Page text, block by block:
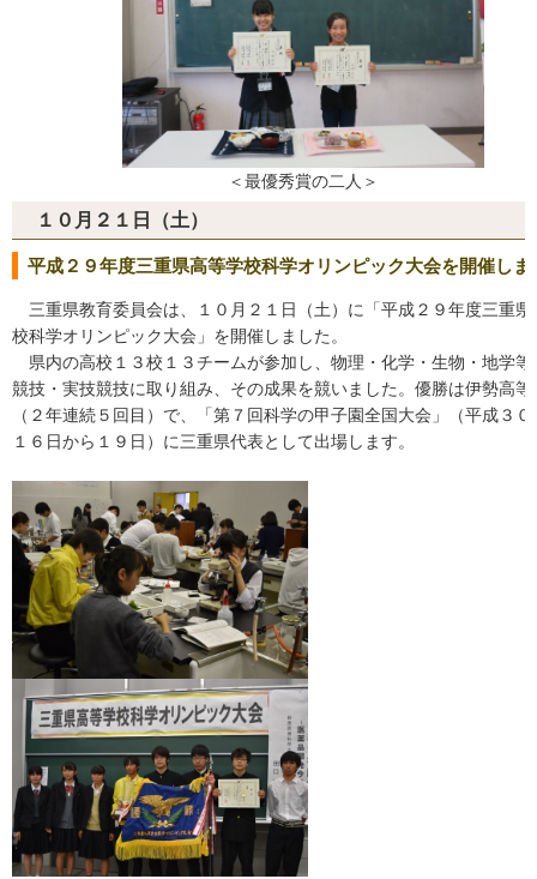
＜最優秀賞の二人＞
１０月２１日（土）
平成２９年度三重県高等学校科学オリンピック大会を開催しま
三重県教育委員会は、１０月２１日（土）に「平成２９年度三重県
校科学オリンピック大会」を開催しました。
県内の高校１３校１３チームが参加し、物理・化学・生物・地学等
競技・実技競技に取り組み、その成果を競いました。優勝は伊勢高等
（２年連続５回目）で、「第７回科学の甲子園全国大会」（平成３０
１６日から１９日）に三重県代表として出場します。